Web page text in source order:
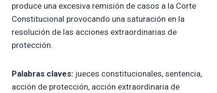
produce una excesiva remisión de casos a la Corte
Constitucional provocando una saturación en la
resolución de las acciones extraordinarias de
protección.
Palabras claves: jueces constitucionales, sentencia,
acción de protección, acción extraordinaria de